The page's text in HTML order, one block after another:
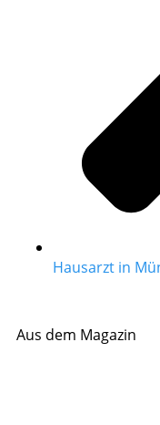
Hausarzt in
Aus dem Magazin